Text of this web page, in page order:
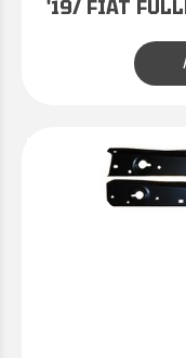
'19/ FIAT